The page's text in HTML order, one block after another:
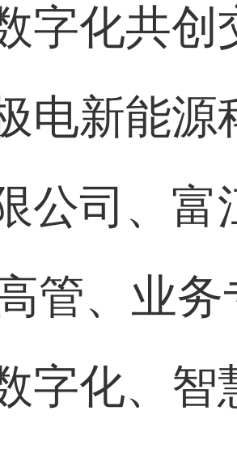
字化共创
电新能源
公司、富
管、业
字化、智